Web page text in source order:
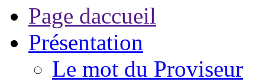
Page daccueil
Présentation
Le mot du Proviseur